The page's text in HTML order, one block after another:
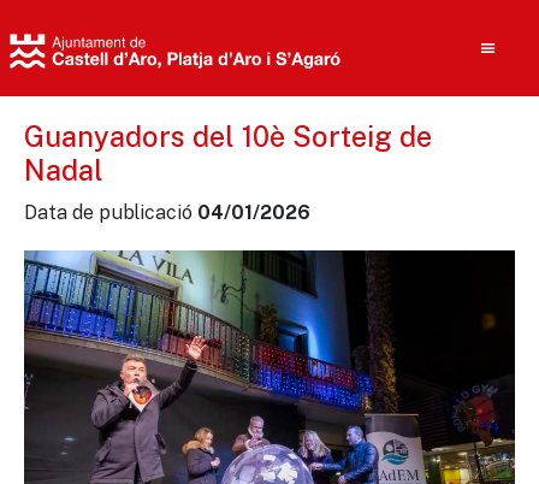
Guanyadors del 10è Sorteig de
Nadal
Data de publicació 04/01/2026